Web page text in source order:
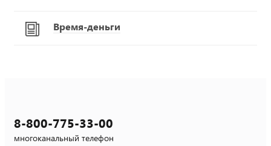
Время-деньги
8-800-775-33-00
многоканальный телефон